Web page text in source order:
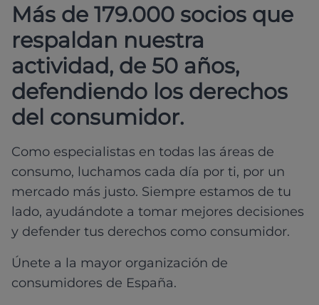
Más de 179.000 socios que
respaldan nuestra
actividad, de 50 años,
defendiendo los derechos
del consumidor.
Como especialistas en todas las áreas de
consumo, luchamos cada día por ti, por un
mercado más justo. Siempre estamos de tu
lado, ayudándote a tomar mejores decisiones
y defender tus derechos como consumidor.
Únete a la mayor organización de
consumidores de España.